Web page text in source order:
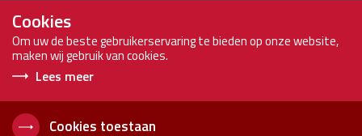
Copyright
2026
Brink
Staalbouw
Voorwaarden
Cookies
Om uw de beste gebruikerservaring te bieden op onze website,
maken wij gebruik van cookies.
Lees meer
Cookies toestaan